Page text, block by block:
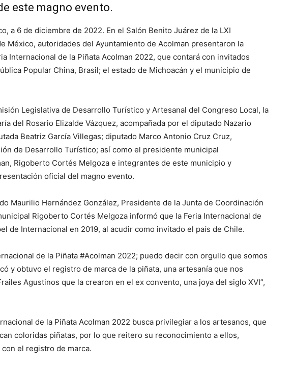
este magno evento.
a 6 de diciembre de 2022. En el Salón Benito Juárez de la LXI
México, autoridades del Ayuntamiento de Acolman presentaron la
Internacional de la Piñata Acolman 2022, que contará con invitados
Popular China, Brasil; el estado de Michoacán y el municipio de
Legislativa de Desarrollo Turístico y Artesanal del Congreso Local, la
del Rosario Elizalde Vázquez, acompañada por el diputado Nazario
Beatriz García Villegas; diputado Marco Antonio Cruz Cruz,
de Desarrollo Turístico; así como el presidente municipal
Rigoberto Cortés Melgoza e integrantes de este municipio y
oficial del magno evento.
Maurilio Hernández González, Presidente de la Junta de Coordinación
Rigoberto Cortés Melgoza informó que la Feria Internacional de
de Internacional en 2019, al acudir como invitado el país de Chile.
de la Piñata #Acolman 2022; puedo decir con orgullo que somos
y obtuvo el registro de marca de la piñata, una artesanía que nos
Agustinos que la crearon en el ex convento, una joya del siglo XVI”,
de la Piñata Acolman 2022 busca privilegiar a los artesanos, que
coloridas piñatas, por lo que reitero su reconocimiento a ellos,
el registro de marca.